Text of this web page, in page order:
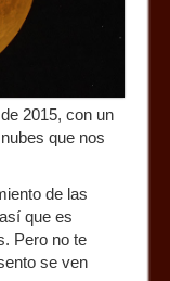
2015, con un
que nos
de las
que es
Pero no te
se ven